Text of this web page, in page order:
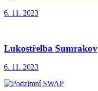
6. 11. 2023
Lukostřelba Sumrakov
6. 11. 2023